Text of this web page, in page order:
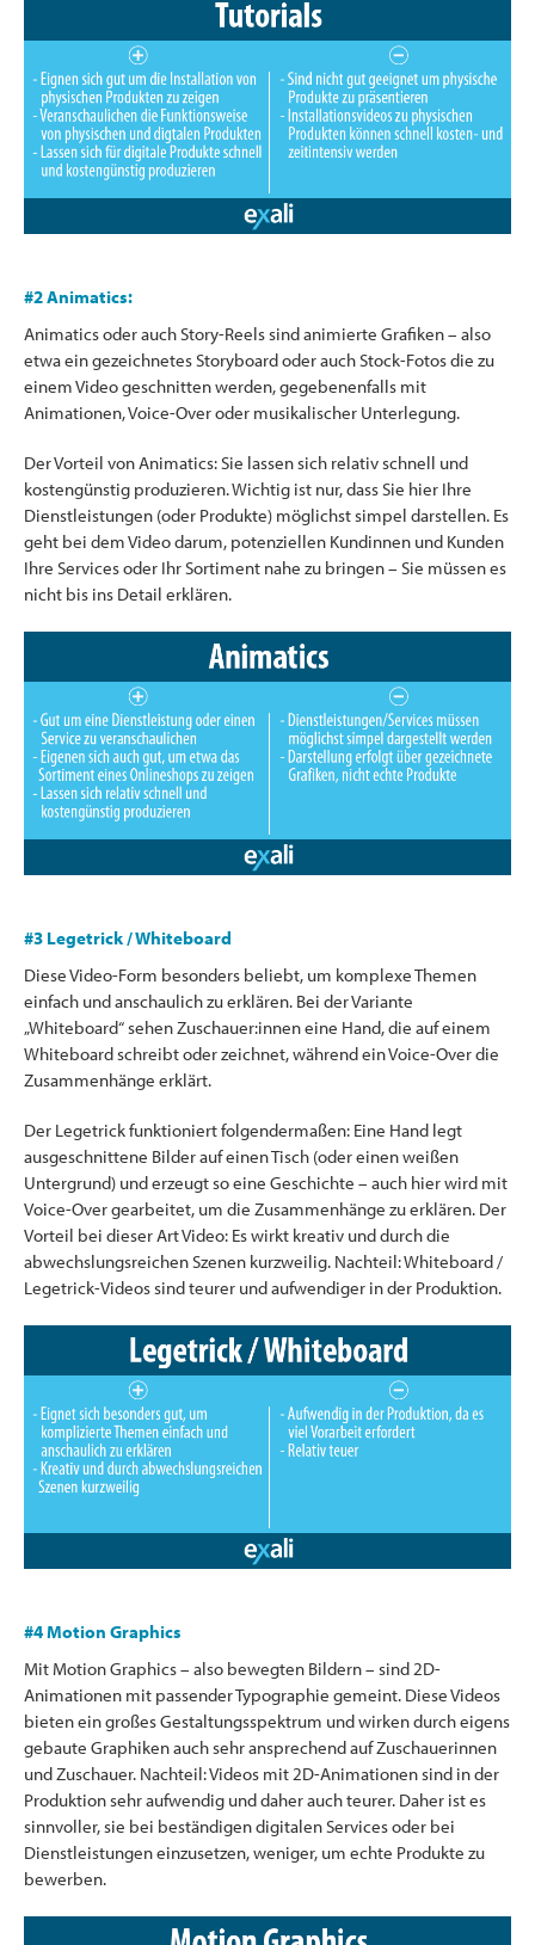
#2 Animatics:
Animatics oder auch Story-Reels sind animierte Grafiken – also
etwa ein gezeichnetes Storyboard oder auch Stock-Fotos die zu
einem Video geschnitten werden, gegebenenfalls mit
Animationen, Voice-Over oder musikalischer Unterlegung.
Der Vorteil von Animatics: Sie lassen sich relativ schnell und
kostengünstig produzieren. Wichtig ist nur, dass Sie hier Ihre
Dienstleistungen (oder Produkte) möglichst simpel darstellen. Es
geht bei dem Video darum, potenziellen Kundinnen und Kunden
Ihre Services oder Ihr Sortiment nahe zu bringen – Sie müssen es
nicht bis ins Detail erklären.
#3 Legetrick / Whiteboard
Diese Video-Form besonders beliebt, um komplexe Themen
einfach und anschaulich zu erklären. Bei der Variante
„Whiteboard“ sehen Zuschauer:innen eine Hand, die auf einem
Whiteboard schreibt oder zeichnet, während ein Voice-Over die
Zusammenhänge erklärt.
Der Legetrick funktioniert folgendermaßen: Eine Hand legt
ausgeschnittene Bilder auf einen Tisch (oder einen weißen
Untergrund) und erzeugt so eine Geschichte – auch hier wird mit
Voice-Over gearbeitet, um die Zusammenhänge zu erklären. Der
Vorteil bei dieser Art Video: Es wirkt kreativ und durch die
abwechslungsreichen Szenen kurzweilig. Nachteil: Whiteboard /
Legetrick-Videos sind teurer und aufwendiger in der Produktion.
#4 Motion Graphics
Mit Motion Graphics – also bewegten Bildern – sind 2D-
Animationen mit passender Typographie gemeint. Diese Videos
bieten ein großes Gestaltungsspektrum und wirken durch eigens
gebaute Graphiken auch sehr ansprechend auf Zuschauerinnen
und Zuschauer. Nachteil: Videos mit 2D-Animationen sind in der
Produktion sehr aufwendig und daher auch teurer. Daher ist es
sinnvoller, sie bei beständigen digitalen Services oder bei
Dienstleistungen einzusetzen, weniger, um echte Produkte zu
bewerben.